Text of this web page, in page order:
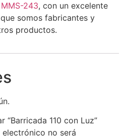
243, con un excelente
somos fabricantes y
productos.
“Barricada 110 con Luz”
no será